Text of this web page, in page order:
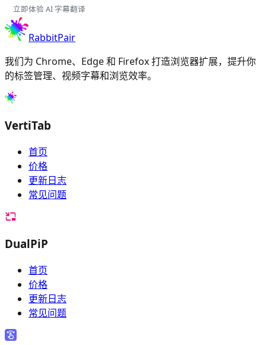
立即体验 AI 字幕翻译
RabbitPair
我们为 Chrome、Edge 和 Firefox 打造浏览器扩展，提升你
的标签管理、视频字幕和浏览效率。
VertiTab
首页
价格
更新日志
常见问题
DualPiP
首页
价格
更新日志
常见问题